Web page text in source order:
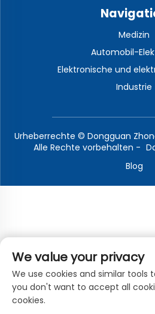
Medizin
Automobil-
Elektronische und
Industrie
Urheberrechte © Dongguan
Alle Rechte vorbehalten -
Blog
We value your privacy
We use cookies and similar tools
you don't want to accept all
cookies.